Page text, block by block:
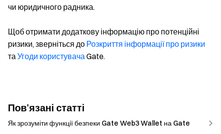
чи юридичного радника.
Щоб отримати додаткову інформацію про потенційні
ризики, зверніться до Розкриття інформації про ризики
таУгоди користувачаGate.
Пов’язані статті
Як зрозуміти функції безпеки Gate Web3 Wallet на Gate